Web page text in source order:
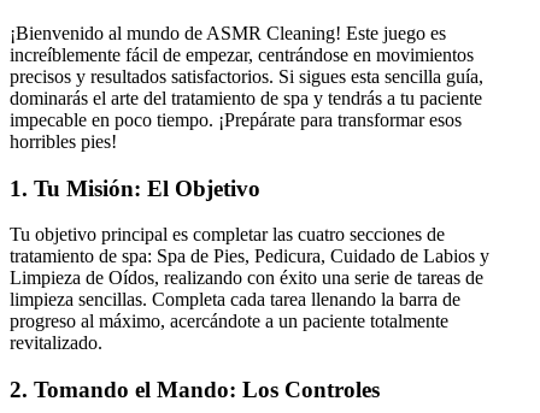
¡Bienvenido al mundo de ASMR Cleaning! Este juego es
increíblemente fácil de empezar, centrándose en movimientos
precisos y resultados satisfactorios. Si sigues esta sencilla guía,
dominarás el arte del tratamiento de spa y tendrás a tu paciente
impecable en poco tiempo. ¡Prepárate para transformar esos
horribles pies!
1. Tu Misión: El Objetivo
Tu objetivo principal es completar las cuatro secciones de
tratamiento de spa: Spa de Pies, Pedicura, Cuidado de Labios y
Limpieza de Oídos, realizando con éxito una serie de tareas de
limpieza sencillas. Completa cada tarea llenando la barra de
progreso al máximo, acercándote a un paciente totalmente
revitalizado.
2. Tomando el Mando: Los Controles